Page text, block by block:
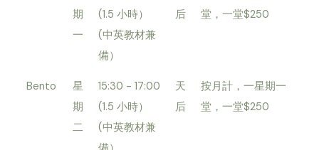
期
一
(1.5 小時）
(中英教材兼
備）
后
堂，一堂$250
Bento
星
期
二
15:30 - 17:00
(1.5 小時）
(中英教材兼
天
后
按月計，一星期一
堂，一堂$250